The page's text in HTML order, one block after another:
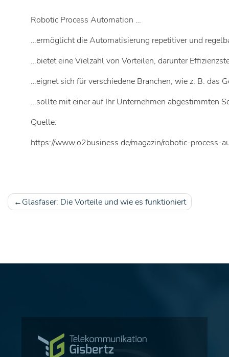
Robotic Process Automation …
…ermöglicht die Automatisierung repetitiver und
…bietet eine Vielzahl von Vorteilen, darunter
…eignet sich für verschiedene Branchen, wie z. B. das
…sollte mit einer auf Ihr Unternehmen abgestimmten
Quelle:
https://www.o2business.de/magazin/robotic-process-
Beitragsnavigation
Glasfaser: Die Vorteile und wie es funktioniert